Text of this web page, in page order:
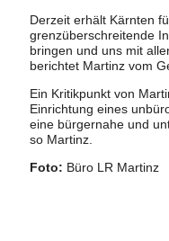
Derzeit erhält Kärnten
grenzüberschreitende
bringen und uns mit
berichtet Martinz vom
Ein Kritikpunkt von
Einrichtung eines
eine bürgernahe und
so Martinz.
Foto: Büro LR Martinz